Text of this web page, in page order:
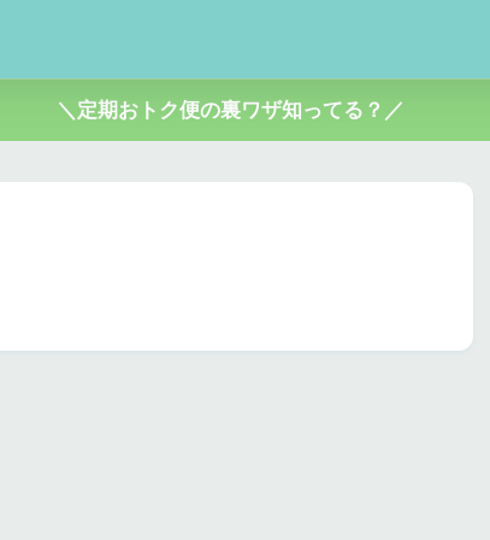
＼定期おトク便の裏ワザ知ってる？／